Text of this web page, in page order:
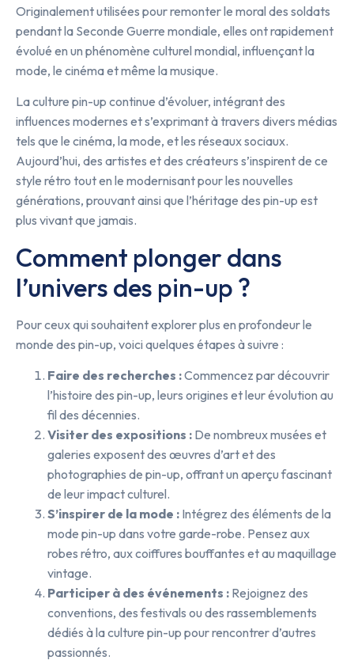
Originalement utilisées pour remonter le moral des soldats
pendant la Seconde Guerre mondiale, elles ont rapidement
évolué en un phénomène culturel mondial, influençant la
mode, le cinéma et même la musique.
La culture pin-up continue d’évoluer, intégrant des
influences modernes et s’exprimant à travers divers médias
tels que le cinéma, la mode, et les réseaux sociaux.
Aujourd’hui, des artistes et des créateurs s’inspirent de ce
style rétro tout en le modernisant pour les nouvelles
générations, prouvant ainsi que l’héritage des pin-up est
plus vivant que jamais.
Comment plonger dans
l’univers des pin-up ?
Pour ceux qui souhaitent explorer plus en profondeur le
monde des pin-up, voici quelques étapes à suivre :
Faire des recherches :Commencez par découvrir
l’histoire des pin-up, leurs origines et leur évolution au
fil des décennies.
Visiter des expositions : De nombreux musées et
galeries exposent des œuvres d’art et des
photographies de pin-up, offrant un aperçu fascinant
de leur impact culturel.
S’inspirer de la mode : Intégrez des éléments de la
mode pin-up dans votre garde-robe. Pensez aux
robes rétro, aux coiffures bouffantes et au maquillage
vintage.
Participer à des événements : Rejoignez des
conventions, des festivals ou des rassemblements
dédiés à la culture pin-up pour rencontrer d’autres
passionnés.